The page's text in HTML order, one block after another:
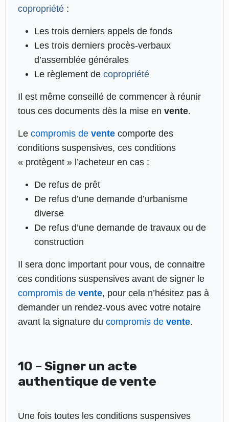
copropriété:
Les trois derniers appels de fonds
Les trois derniers procès-verbaux
d’assemblée générales
Le règlement de copropriété
Il est même conseillé de commencer à réunir
tous ces documents dès la mise en vente.
Le compromis de ventecomporte des
conditions suspensives, ces conditions
« protègent » l’acheteur en cas :
De refus de prêt
De refus d’une demande d’urbanisme
diverse
De refus d’une demande de travaux ou de
construction
Il sera donc important pour vous, de connaitre
ces conditions suspensives avant de signer le
compromis de vente, pour cela n’hésitez pas à
demander un rendez-vous avec votre notaire
avant la signature du compromis de vente.
10 – Signer un acte
authentique de vente
Une fois toutes les conditions suspensives